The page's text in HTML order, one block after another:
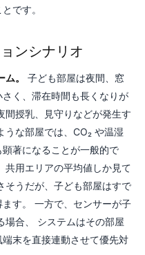
です。
ンシナリオ
。
子ども部屋は夜間、窓
く、滞在時間も長くなりが
間授乳、見守りなどが発生す
うな部屋では、CO₂ や温湿
著になることが一般的で
共用エリアの平均値しか見て
そうだが、子ども部屋はすで
す。 一方で、センサーが子
場合、 システムはその部屋
末を直接連動させて優先対